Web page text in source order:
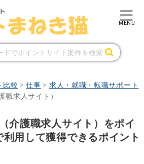
比較 >仕事 > 求人・就職・転職サポート
職求人サイト）
介護職求人サイト）をポイ
用して獲得できるポイント